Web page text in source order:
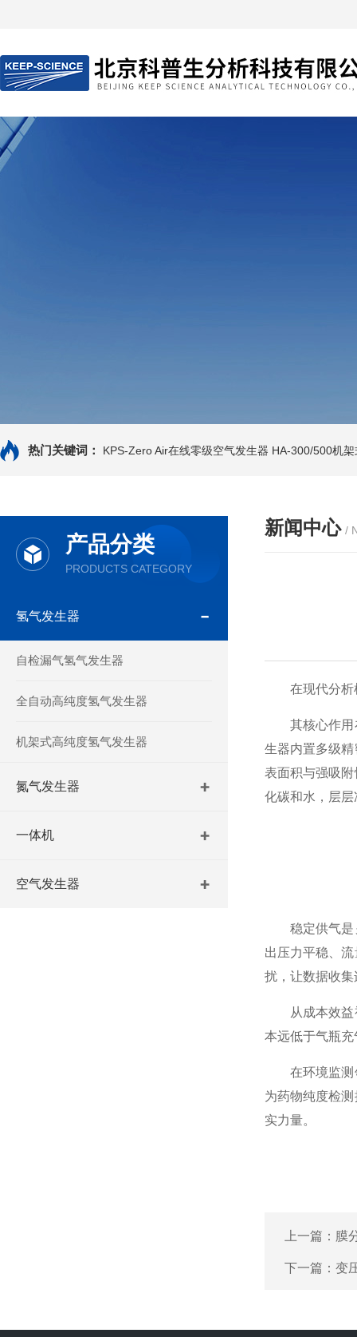
热门关键词： KPS-Zero Air在线零级空气发生器 HA-300/500机
产品分类
PRODUCTS CATEGORY
氢气发生器
自检漏气氢气发生器
全自动高纯度氢气发生器
机架式高纯度氢气发生器
氮气发生器
一体机
空气发生器
新闻中心 /
在现代分析
其核心作用在
生器内置多级
表面积与强吸
化碳和水，层
稳定供气是另
出压力平稳、
扰，让数据收
从成本效益视
本远低于气瓶
在环境监测领
为药物纯度检
实力量。
上一篇： 膜
下一篇： 变